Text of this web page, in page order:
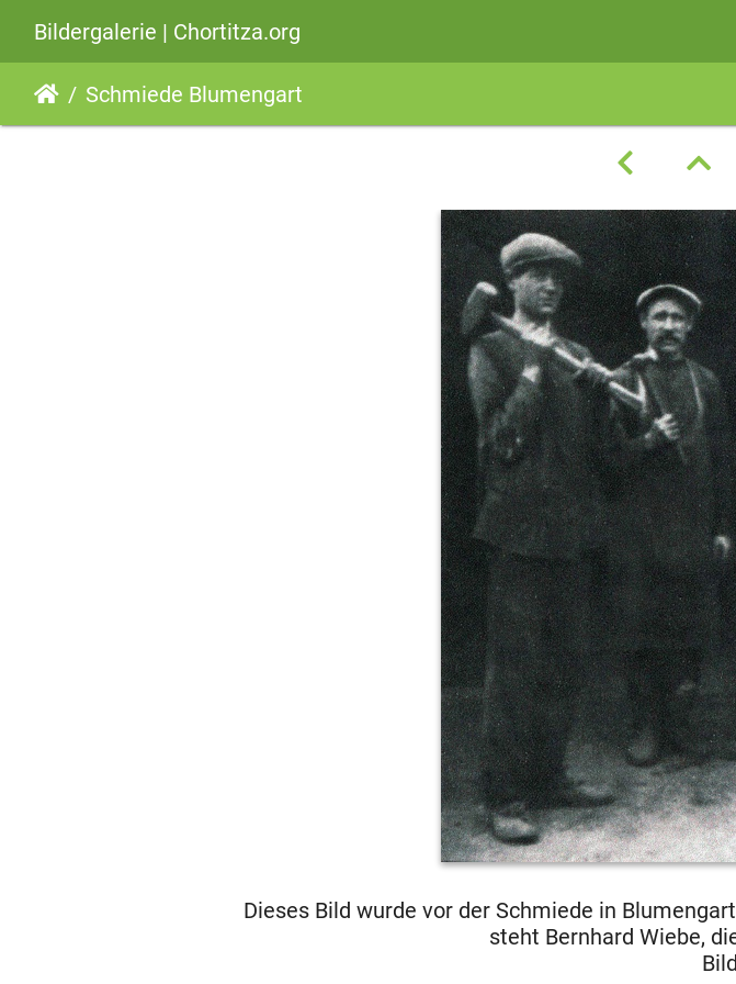
Bildergalerie | Chortitza.org
Schmiede Blumengart
Dieses Bild wurde vor der Schmiede in
steht Bernhard Wiebe,